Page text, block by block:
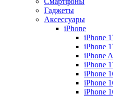
Гаджеты
Аксессуары
iPhone
iPhone
iPhone
iPhone
iPhone
iPhone
iPhone
iPhone